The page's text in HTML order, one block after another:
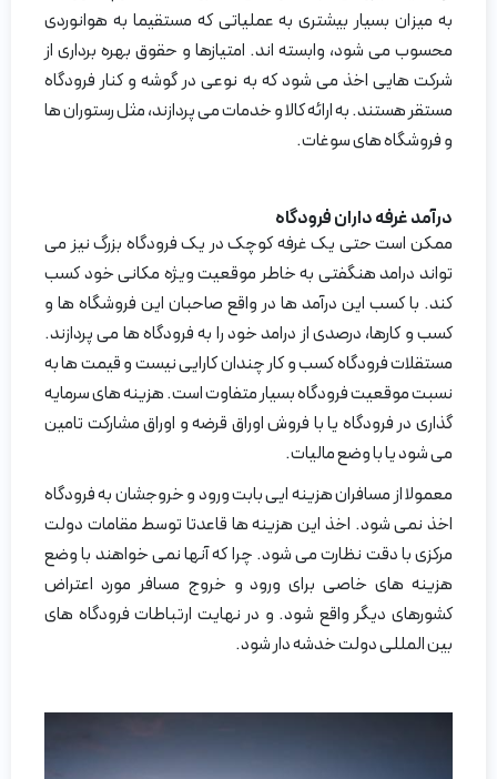
به میزان بسیار بیشتری به عملیاتی که مستقیما به هوانوردی
محسوب می شود، وابسته اند. امتیازها و حقوق بهره برداری از
شرکت هایی اخذ می شود که به نوعی در گوشه و کنار فرودگاه
مستقر هستند. به ارائه کالا و خدمات می پردازند، مثل رستوران ها
و فروشگاه های سوغات.
درآمد غرفه داران فرودگاه
ممکن است حتی یک غرفه کوچک در یک فرودگاه بزرگ نیز می
تواند درامد هنگفتی به خاطر موقعیت ویژه مکانی خود کسب
کند. با کسب این درآمد ها در واقع صاحبان این فروشگاه ها و
کسب و کارها، درصدی از درامد خود را به فرودگاه ها می پردازند.
مستقلات فرودگاه کسب و کار چندان کارایی نیست و قیمت ها به
نسبت موقعیت فرودگاه بسیار متفاوت است. هزینه های سرمایه
گذاری در فرودگاه یا با فروش اوراق قرضه و اوراق مشارکت تامین
می شود یا با وضع مالیات.
معمولا از مسافران هزینه ایی بابت ورود و خروجشان به فرودگاه
اخذ نمی شود. اخذ این هزینه ها قاعدتا توسط مقامات دولت
مرکزی با دقت نظارت می شود. چرا که آنها نمی خواهند با وضع
هزینه های خاصی برای ورود و خروج مسافر مورد اعتراض
کشورهای دیگر واقع شود. و در نهایت ارتباطات فرودگاه های
بین المللی دولت خدشه دار شود.